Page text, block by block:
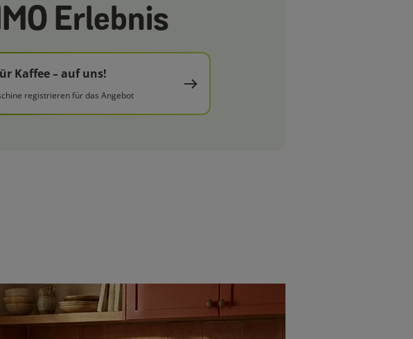
Erlebnis
Kaffee – auf uns!
registrieren für das Angebot